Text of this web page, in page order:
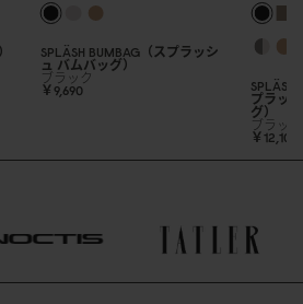
SPLÄSH BUMBAG（スプラッシ
ュ バムバッグ）
ブラック
￥9,690
SPLÄSH
プラッ
グ）
ブラック
￥12,10